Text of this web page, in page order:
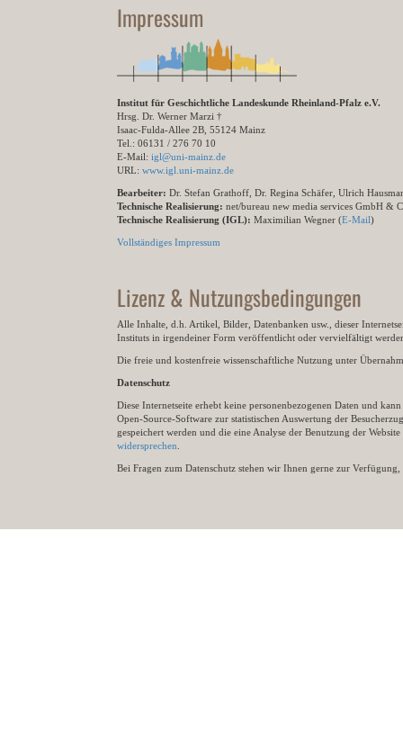
Impressum
Institut für Geschichtliche Landeskunde Rheinland-Pfalz e.V.
Hrsg. Dr. Werner Marzi †
Isaac-Fulda-Allee 2B, 55124 Mainz
Tel.: 06131 / 276 70 10
E-Mail: igl@uni-mainz.de
URL: www.igl.uni-mainz.de
Bearbeiter: Dr. Stefan Grathoff, Dr. Regina Schäfer, Ulrich
Technische Realisierung: net/bureau new media services GmbH &
Technische Realisierung (IGL): Maximilian Wegner (E-Mail)
Vollständiges Impressum
Lizenz & Nutzungsbedingungen
Alle Inhalte, d.h. Artikel, Bilder, Datenbanken usw., dieser
Instituts in irgendeiner Form veröffentlicht oder vervielfältigt
Die freie und kostenfreie wissenschaftliche Nutzung unter
Datenschutz
Diese Internetseite erhebt keine personenbezogenen Daten und
Open-Source-Software zur statistischen Auswertung der
gespeichert werden und die eine Analyse der Benutzung der
widersprechen
Bei Fragen zum Datenschutz stehen wir Ihnen gerne zur